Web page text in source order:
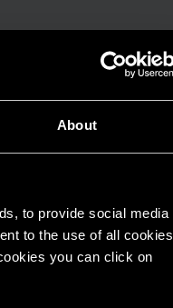
About
to provide social media
to the use of all cookies
you can click on